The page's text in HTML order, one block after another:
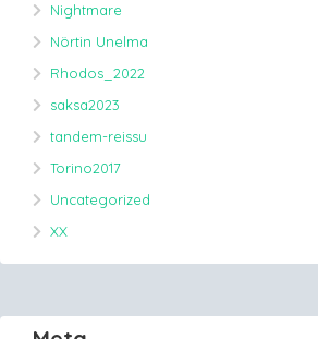
Nightmare
Nörtin Unelma
Rhodos_2022
saksa2023
tandem-reissu
Torino2017
Uncategorized
XX